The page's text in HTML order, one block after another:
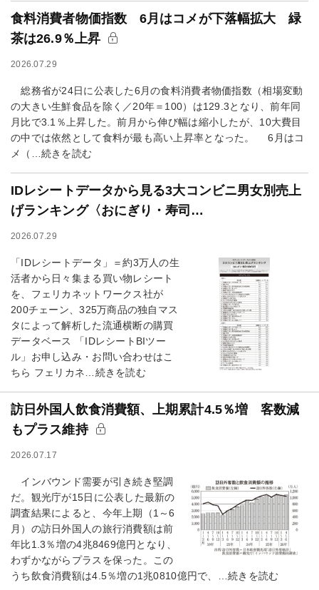
食料消費者物価指数 6月はコメが下落幅拡大 緑
茶は26.9％上昇
2026.07.29
総務省が24日に公表した6月の食料消費者物価指数（相場変動
の大きい生鮮食品を除く／20年＝100）は129.3となり、前年同
月比で3.1％上昇した。前月から伸び幅は縮小したが、10大費目
の中では依然として食料が最も高い上昇率となった。 6月はコ
メ（…続きを読む
IDレシートデータから見る3大コンビニ男女別売上
げランキング〈おにぎり・寿司…
2026.07.29
「IDレシートデータ」＝約3万人の生
活者から日々集まる買い物レシート
を、フェリカネットワークス社が
200チェーン、325万商品の独自マス
タによって解析した流通横断の購買
データベース 「IDレシートBIツー
ル」お申し込み・お問い合わせはこ
ちら フェリカネ…続きを読む
訪日外国人飲食消費額、上期累計4.5％増 客数減
もプラス維持
2026.07.17
インバウンド需要が引き続き堅調
だ。観光庁が15日に公表した最新の
調査結果によると、今年上期（1～6
月）の訪日外国人の旅行消費額は前
年比1.3％増の4兆8469億円となり、
わずかながらプラスを保った。この
うち飲食消費額は4.5％増の1兆0810億円で、…続きを読む